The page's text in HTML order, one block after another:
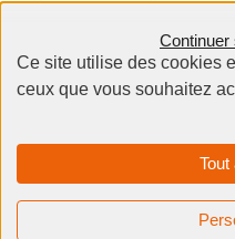
Conditions générales
Contact
Selectarc Group © Tous droits
Ce site utilise des cookies
ceux que vous souhaitez
Tout
Continuer